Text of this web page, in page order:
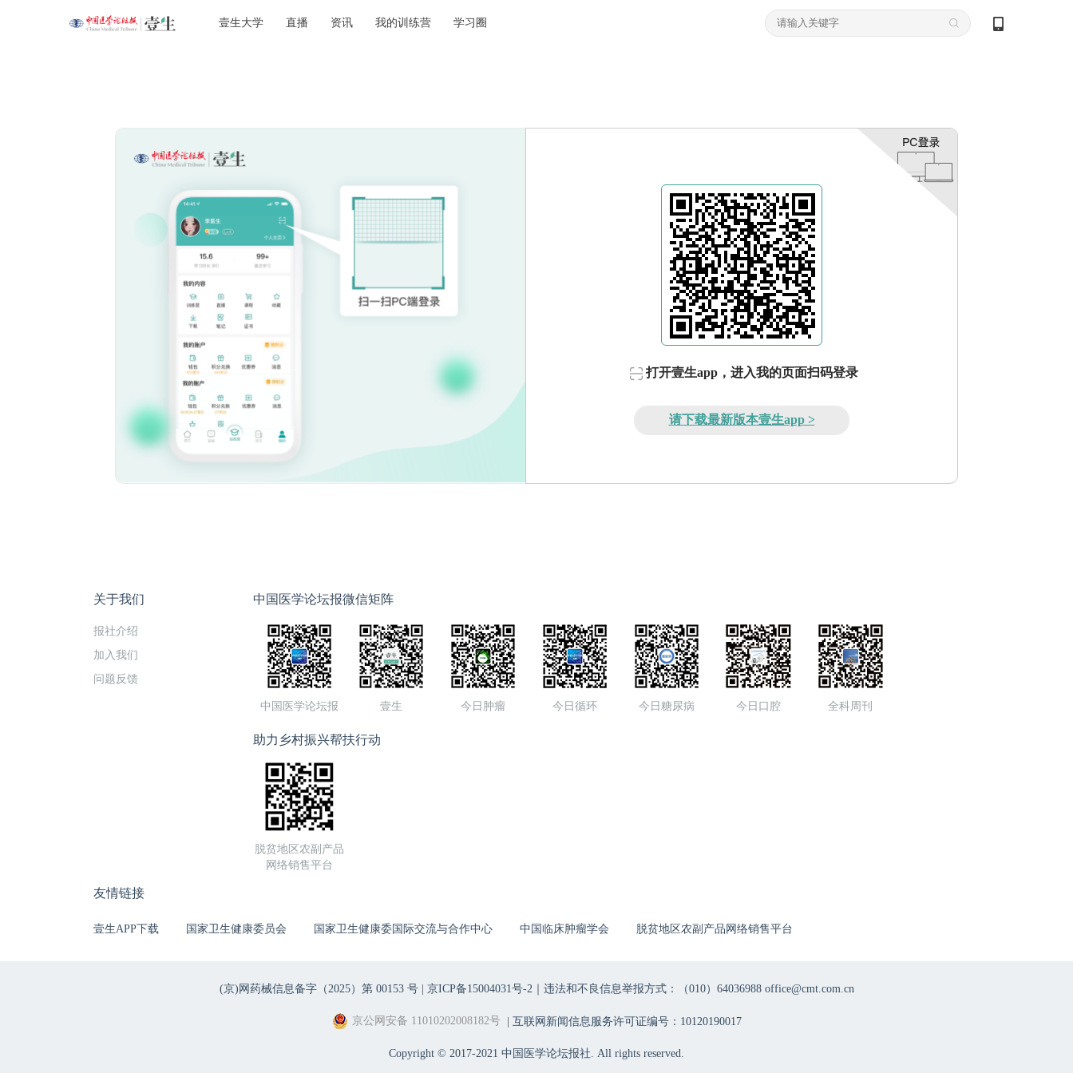
壹生大学 直播 资讯 我的训练营 学习圈
打开壹生app，进入我的页面扫码登录
请下载最新版本壹生app >
关于我们
报社介绍
加入我们
问题反馈
中国医学论坛报微信矩阵
中国医学论坛报 壹生 今日肿瘤 今日循环 今日糖尿病 今日口腔 全科周刊
助力乡村振兴帮扶行动
脱贫地区农副产品
网络销售平台
友情链接
壹生APP下载 国家卫生健康委员会 国家卫生健康委国际交流与合作中心 中国临床肿瘤学会 脱贫地区农副产品网络销售平台
(京)网药械信息备字（2025）第 00153 号 | 京ICP备15004031号-2｜违法和不良信息举报方式：（010）64036988 office@cmt.com.cn
京公网安备 11010202008182号| 互联网新闻信息服务许可证编号：10120190017
Copyright © 2017-2021 中国医学论坛报社. All rights reserved.